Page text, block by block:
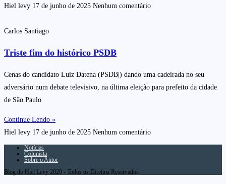
Hiel levy 17 de junho de 2025 Nenhum comentário
Carlos Santiago
Triste fim do histórico PSDB
Cenas do candidato Luiz Datena (PSDB|) dando uma cadeirada no seu
adversário num debate televisivo, na última eleição para prefeito da cidade
de São Paulo
Continue Lendo »
Hiel levy 17 de junho de 2025 Nenhum comentário
Notícias
Colunista
Sobre o Autor
Blog do Hiel Levy 2020 - Todos os Direitos Reservados